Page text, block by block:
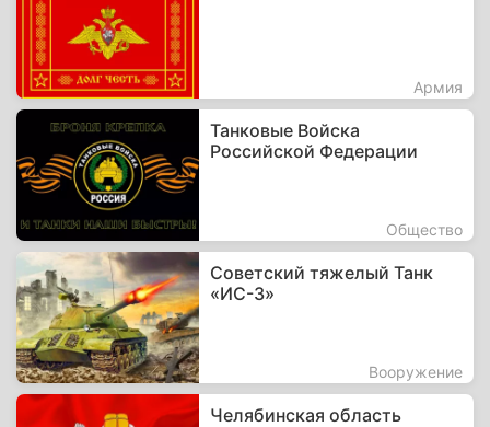
Армия
Танковые Войска
Российской Федерации
Общество
Советский тяжелый Танк
«ИС-3»
Вооружение
Челябинская область